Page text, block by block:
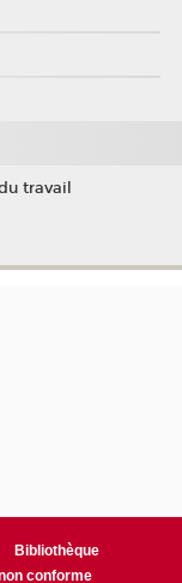
travail
Bibliothèque
conforme